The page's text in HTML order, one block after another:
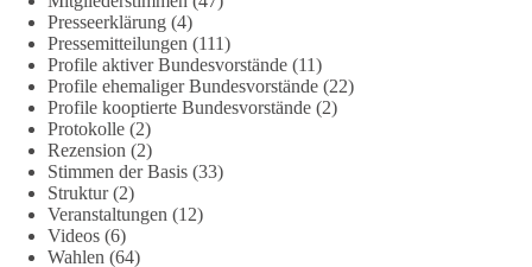
#dieBasis #energiewende #strompreise
40 7 Auf Facebook ansehen
DieBasis
2 Tage(n) zuvor
⚡️ NATO-Gipfel in Ankara: Kriegskonferenz statt
Friedensgipfel!?
Presseerklärung (4)
Pressemitteilungen (111)
Profile aktiver Bundesvorstände (11)
Profile ehemaliger Bundesvorstände (22)
Profile kooptierte Bundesvorstände (2)
Protokolle (2)
Rezension (2)
Stimmen der Basis (33)
Struktur(2)
Veranstaltungen (12)
Videos (6)
Wahlen (64)